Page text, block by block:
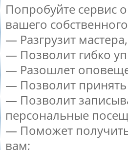
Попробуйте сервис
вашего
— Разгрузит
— Позволит гибко
— Разошлет
— Позволит принять
— Позволит
персональные
— Поможет
вам;